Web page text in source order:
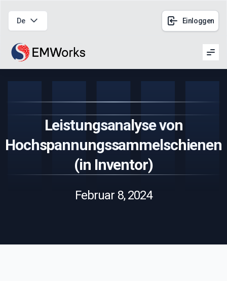
De Einloggen
Leistungsanalyse von
Hochspannungssammelschienen
(in Inventor)
Februar 8, 2024